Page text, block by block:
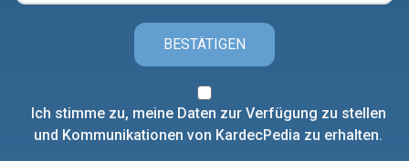
BESTÄTIGEN
Ich stimme zu, meine Daten zur Verfügung zu stellen
und Kommunikationen von KardecPedia zu erhalten.